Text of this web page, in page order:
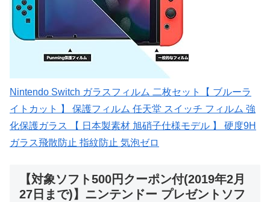
Nintendo Switch ガラスフィルム 二枚セット【 ブルーラ
イトカット 】 保護フィルム 任天堂 スイッチ フィルム 強
化保護ガラス 【 日本製素材 旭硝子仕様モデル 】 硬度9H
ガラス飛散防止 指紋防止 気泡ゼロ
【対象ソフト500円クーポン付(2019年2月
27日まで)】ニンテンドー プレゼントソフ